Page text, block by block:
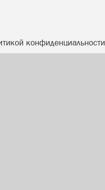
конфиденциальности